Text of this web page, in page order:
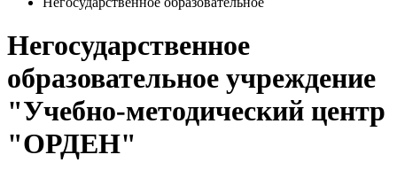
Негосударственное
образовательное учреждение
"Учебно-методический центр
"ОРДЕН"